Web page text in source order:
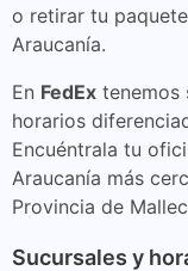
o retirar tu
Araucanía.
En FedEx tenemos
horarios
Encuéntrala tu
Araucanía más
Provincia de
Sucursales y